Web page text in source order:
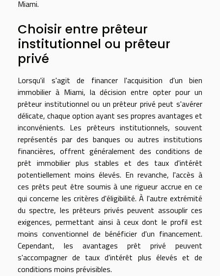
Miami.
Choisir entre prêteur
institutionnel ou prêteur
privé
Lorsqu'il s'agit de financer l'acquisition d'un bien
immobilier à Miami, la décision entre opter pour un
prêteur institutionnel ou un prêteur privé peut s'avérer
délicate, chaque option ayant ses propres avantages et
inconvénients. Les prêteurs institutionnels, souvent
représentés par des banques ou autres institutions
financières, offrent généralement des conditions de
prêt immobilier plus stables et des taux d'intérêt
potentiellement moins élevés. En revanche, l'accès à
ces prêts peut être soumis à une rigueur accrue en ce
qui concerne les critères d'éligibilité. À l'autre extrémité
du spectre, les prêteurs privés peuvent assouplir ces
exigences, permettant ainsi à ceux dont le profil est
moins conventionnel de bénéficier d'un financement.
Cependant, les avantages prêt privé peuvent
s'accompagner de taux d'intérêt plus élevés et de
conditions moins prévisibles.